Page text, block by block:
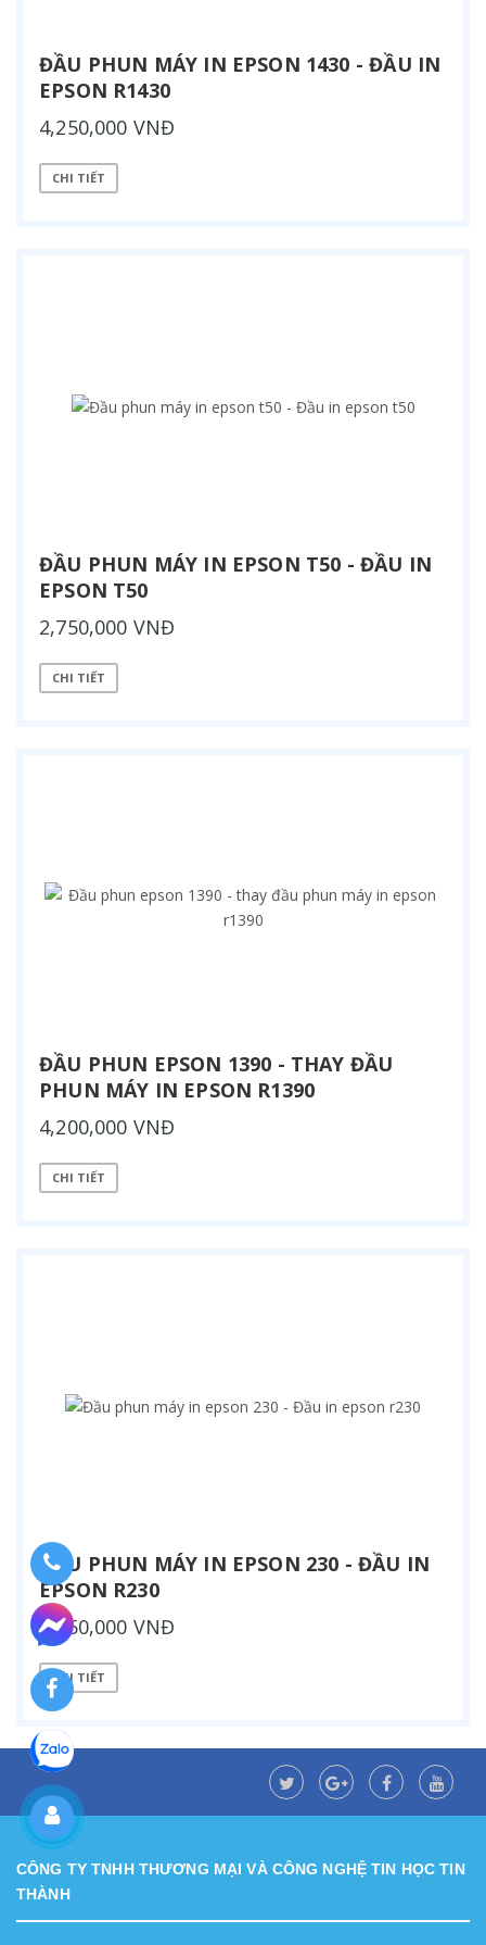
ĐẦU PHUN MÁY IN EPSON 1430 - ĐẦU IN
EPSON R1430
4,250,000 VNĐ
CHI TIẾT
ĐẦU PHUN MÁY IN EPSON T50 - ĐẦU IN
EPSON T50
2,750,000 VNĐ
CHI TIẾT
ĐẦU PHUN EPSON 1390 - THAY ĐẦU
PHUN MÁY IN EPSON R1390
4,200,000 VNĐ
CHI TIẾT
ĐẦU PHUN MÁY IN EPSON 230 - ĐẦU IN
EPSON R230
2,650,000 VNĐ
CHI TIẾT
CÔNG TY TNHH THƯƠNG MẠI VÀ CÔNG NGHỆ TIN HỌC TIN
THÀNH